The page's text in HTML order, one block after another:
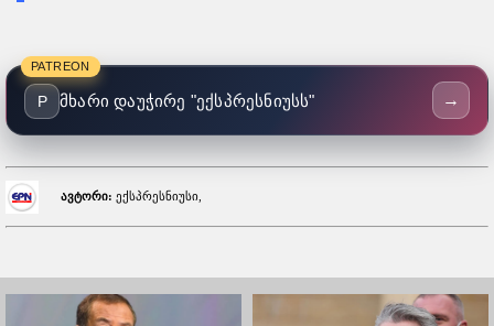
PATREON
P მხარი დაუჭირე "ექსპრესნიუსს" →
ავტორი: ექსპრესნიუსი,